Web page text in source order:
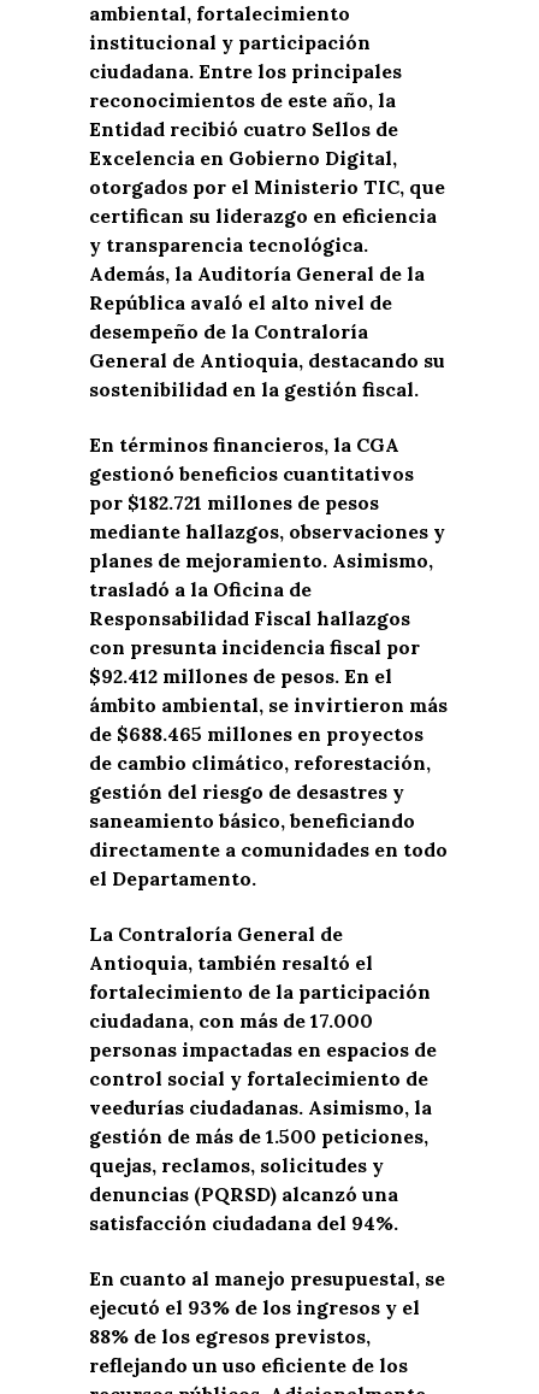
ambiental, fortalecimiento
institucional y participación
ciudadana. Entre los principales
reconocimientos de este año, la
Entidad recibió cuatro Sellos de
Excelencia en Gobierno Digital,
otorgados por el Ministerio TIC, que
certifican su liderazgo en eficiencia
y transparencia tecnológica.
Además, la Auditoría General de la
República avaló el alto nivel de
desempeño de la Contraloría
General de Antioquia, destacando su
sostenibilidad en la gestión fiscal.
En términos financieros, la CGA
gestionó beneficios cuantitativos
por $182.721 millones de pesos
mediante hallazgos, observaciones y
planes de mejoramiento. Asimismo,
trasladó a la Oficina de
Responsabilidad Fiscal hallazgos
con presunta incidencia fiscal por
$92.412 millones de pesos. En el
ámbito ambiental, se invirtieron más
de $688.465 millones en proyectos
de cambio climático, reforestación,
gestión del riesgo de desastres y
saneamiento básico, beneficiando
directamente a comunidades en todo
el Departamento.
La Contraloría General de
Antioquia, también resaltó el
fortalecimiento de la participación
ciudadana, con más de 17.000
personas impactadas en espacios de
control social y fortalecimiento de
veedurías ciudadanas. Asimismo, la
gestión de más de 1.500 peticiones,
quejas, reclamos, solicitudes y
denuncias (PQRSD) alcanzó una
satisfacción ciudadana del 94%.
En cuanto al manejo presupuestal, se
ejecutó el 93% de los ingresos y el
88% de los egresos previstos,
reflejando un uso eficiente de los